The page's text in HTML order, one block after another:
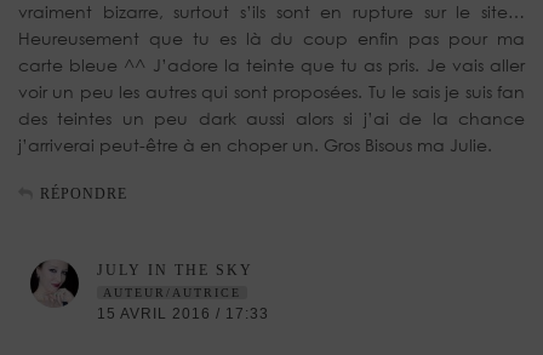
vraiment bizarre, surtout s’ils sont en rupture sur le site…
Heureusement que tu es là du coup enfin pas pour ma
carte bleue ^^ J’adore la teinte que tu as pris. Je vais aller
voir un peu les autres qui sont proposées. Tu le sais je suis fan
des teintes un peu dark aussi alors si j’ai de la chance
j’arriverai peut-être à en choper un. Gros Bisous ma Julie.
RÉPONDRE
JULY IN THE SKY
AUTEUR/AUTRICE
15 AVRIL 2016 / 17:33